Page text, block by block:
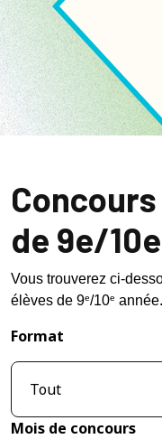
de 9e/
Vous trouverez ci-
élèves de 9e/10e année.
Format
Mois de concours